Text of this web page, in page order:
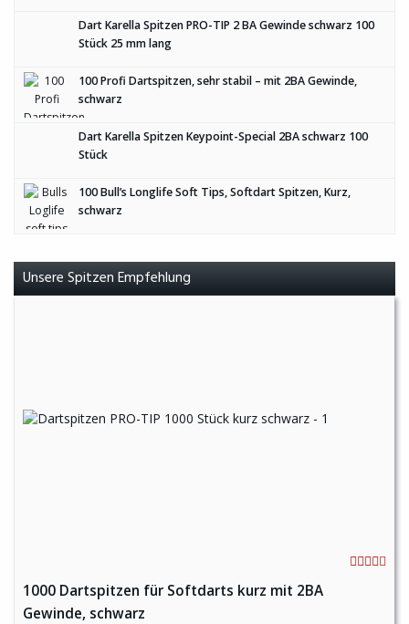
Dart Karella Spitzen PRO-TIP 2 BA Gewinde schwarz 100
Stück 25 mm lang
100 Profi Dartspitzen, sehr stabil – mit 2BA Gewinde,
schwarz
Dart Karella Spitzen Keypoint-Special 2BA schwarz 100
Stück
100 Bull’s Longlife Soft Tips, Softdart Spitzen, Kurz,
schwarz
Unsere Spitzen Empfehlung
1000 Dartspitzen für Softdarts kurz mit 2BA
Gewinde, schwarz